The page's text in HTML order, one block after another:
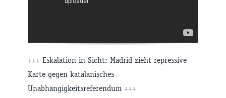
+++ Eskalation in Sicht: Madrid zieht repressive
Karte gegen katalanisches
Unabhängigkeitsreferendum +++